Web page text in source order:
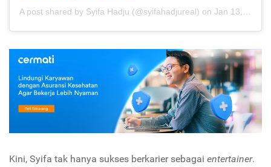
A post shared by Syifa Hadju (@syifahadjureal) on Jan 13, 2020 at 12:07am PST
Kini, Syifa tak hanya sukses berkarier sebagai entertainer.